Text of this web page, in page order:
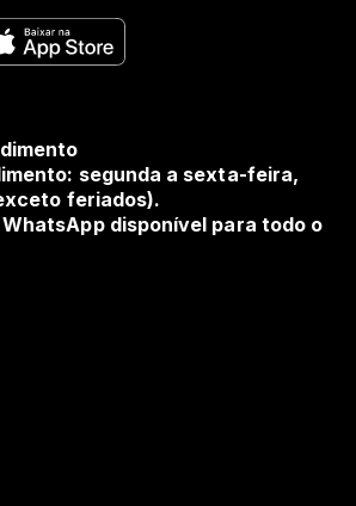
segunda a sexta-feira,
feriados).
disponível para todo o